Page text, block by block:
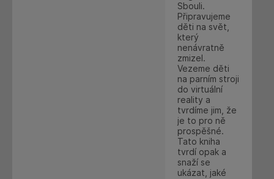
Sbouli.
Připravujeme
děti na svět,
který
nenávratně
zmizel.
Vezeme děti
na parním stroji
do virtuální
reality a
tvrdíme jim, že
je to pro ně
prospěšné.
Tato kniha
tvrdí opak a
snaží se
ukázat, jaké